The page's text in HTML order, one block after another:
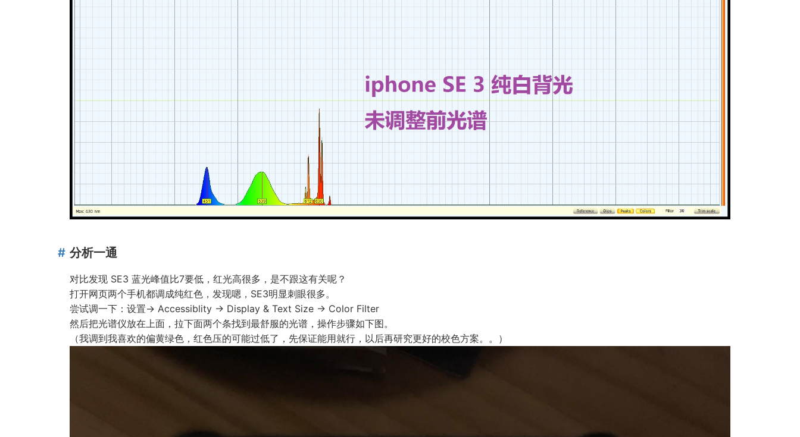
分析一通
对比发现 SE3 蓝光峰值比7要低，红光高很多，是不跟这有关呢？
打开网页两个手机都调成纯红色，发现嗯，SE3明显刺眼很多。
尝试调一下：设置-> Accessiblity -> Display & Text Size -> Color Filter
然后把光谱仪放在上面，拉下面两个条找到最舒服的光谱，操作步骤如下图。
（我调到我喜欢的偏黄绿色，红色压的可能过低了，先保证能用就行，以后再研究更好的校色方案。。）